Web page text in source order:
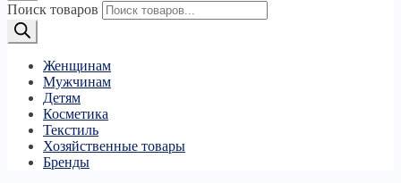
Поиск товаров
Женщинам
Мужчинам
Детям
Косметика
Текстиль
Хозяйственные товары
Бренды